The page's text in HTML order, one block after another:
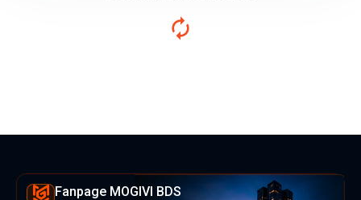
Fanpage MOGIVI BDS